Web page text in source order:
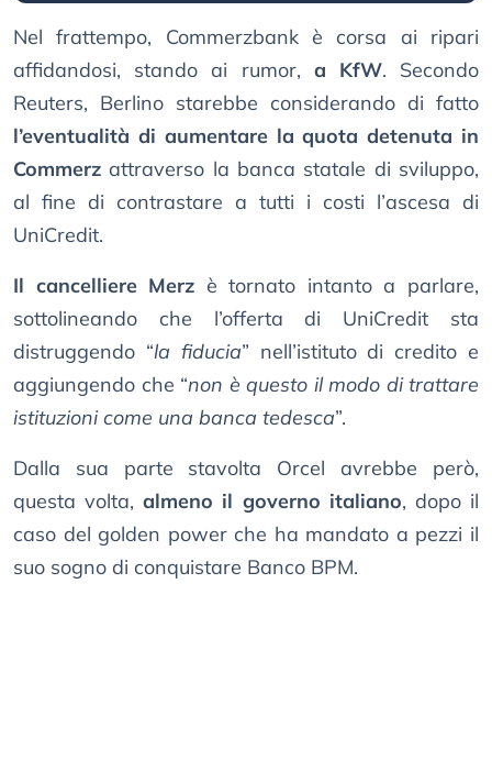
Nel frattempo, Commerzbank è corsa ai ripari
affidandosi, stando ai rumor, a KfW. Secondo
Reuters, Berlino starebbe considerando di fatto
l’eventualità di aumentare la quota detenuta in
Commerz attraverso la banca statale di sviluppo,
al fine di contrastare a tutti i costi l’ascesa di
UniCredit.
Il cancelliere Merz è tornato intanto a parlare,
sottolineando che l’offerta di UniCredit sta
distruggendo “la fiducia” nell’istituto di credito e
aggiungendo che “non è questo il modo di trattare
istituzioni come una banca tedesca”.
Dalla sua parte stavolta Orcel avrebbe però,
questa volta,almeno il governo italiano, dopo il
caso del golden power che ha mandato a pezzi il
suo sogno di conquistare Banco BPM.